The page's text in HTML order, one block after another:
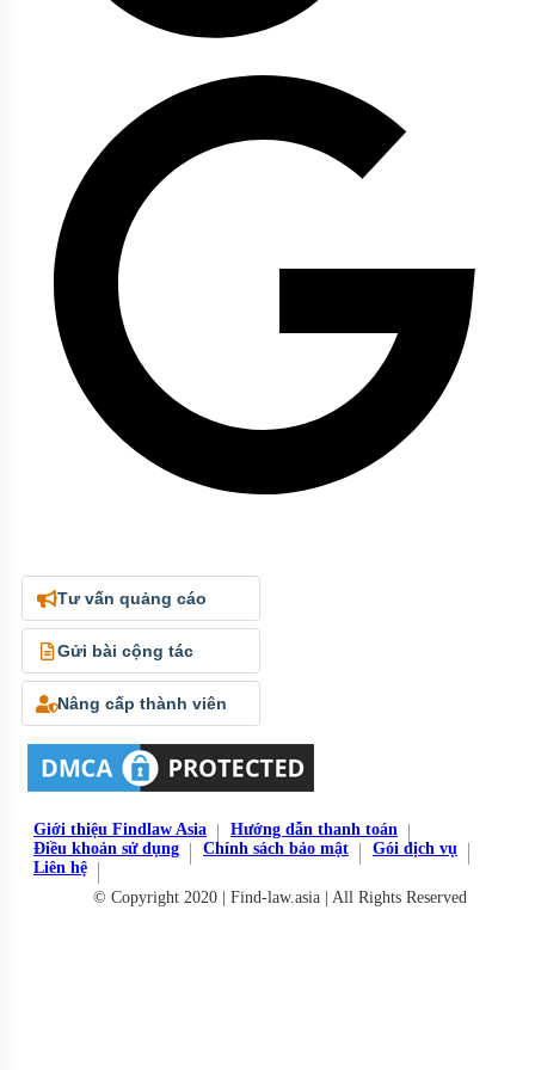
Tư vấn quảng cáo
Gửi bài cộng tác
Nâng cấp thành viên
Giới thiệu Findlaw Asia
Hướng dẫn thanh toán
Điều khoản sử dụng
Chính sách bảo mật
Gói dịch vụ
Liên hệ
© Copyright 2020 | Find-law.asia | All Rights Reserved